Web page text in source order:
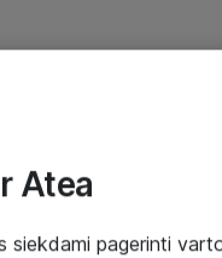
Atea
siekdami pagerinti